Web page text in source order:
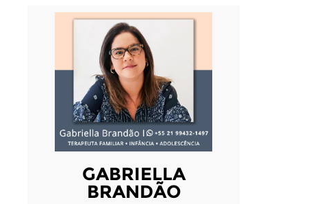
GABRIELLA
BRANDÃO